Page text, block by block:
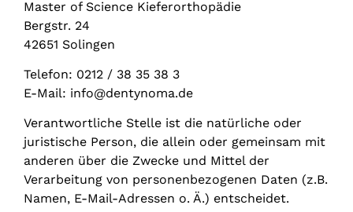
Master of Science Kieferorthopädie
Bergstr. 24
42651 Solingen
Telefon: 0212 / 38 35 38 3
E-Mail: info@dentynoma.de
Verantwortliche Stelle ist die natürliche oder
juristische Person, die allein oder gemeinsam mit
anderen über die Zwecke und Mittel der
Verarbeitung von personenbezogenen Daten (z.B.
Namen, E-Mail-Adressen o. Ä.) entscheidet.